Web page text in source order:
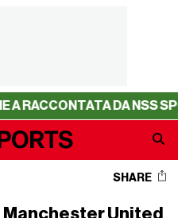
DA NSS SPORTS
SHARE
Manchester United